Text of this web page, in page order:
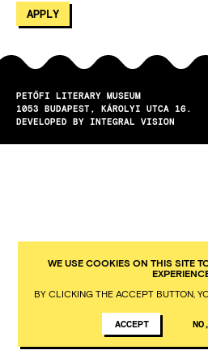
PETŐFI LITERARY MUSEUM
1053
BUDAPEST
KÁROLYI UTCA 16.
DEVELOPED BY INTEGRAL VISION
WE USE COOKIES ON THIS SITE
BY CLICKING THE ACCEPT BUTTON,
ACCEPT